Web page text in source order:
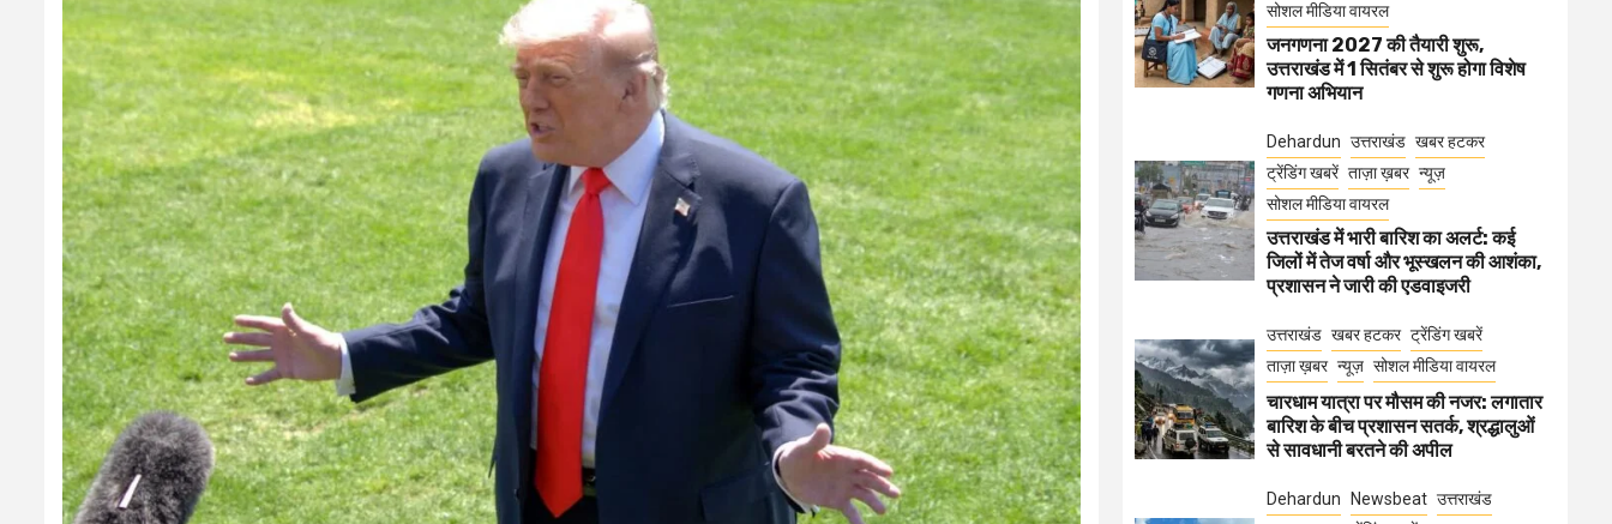
सोशल मीडिया वायरल
जनगणना 2027 की तैयारी शुरू,
उत्तराखंड में 1 सितंबर से शुरू होगा विशेष
गणना अभियान
Dehardun उत्तराखंड खबर हटकर
ट्रेंडिंग खबरें ताज़ा ख़बर न्यूज़
सोशल मीडिया वायरल
उत्तराखंड में भारी बारिश का अलर्ट: कई
जिलों में तेज वर्षा और भूस्खलन की आशंका,
प्रशासन ने जारी की एडवाइजरी
उत्तराखंड खबर हटकर ट्रेंडिंग खबरें
ताज़ा ख़बर न्यूज़ सोशल मीडिया वायरल
चारधाम यात्रा पर मौसम की नजर: लगातार
बारिश के बीच प्रशासन सतर्क, श्रद्धालुओं
से सावधानी बरतने की अपील
Dehardun Newsbeat उत्तराखंड